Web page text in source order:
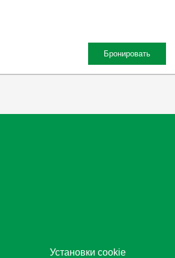
Бронировать
Установки cookie